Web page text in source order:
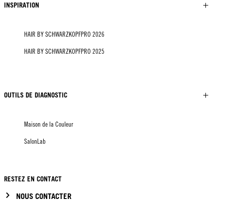
INSPIRATION
HAIR BY SCHWARZKOPFPRO 2026
HAIR BY SCHWARZKOPFPRO 2025
OUTILS DE DIAGNOSTIC
Maison de la Couleur
SalonLab
RESTEZ EN CONTACT
NOUS CONTACTER